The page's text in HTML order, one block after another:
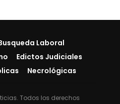
Laboral
Edictos Judiciales
Necrológicas
Todos los derechos